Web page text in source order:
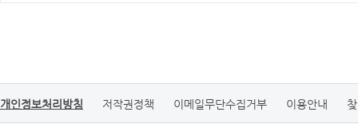
개인정보처리방침 저작권정책 이메일무단수집거부 이용안내